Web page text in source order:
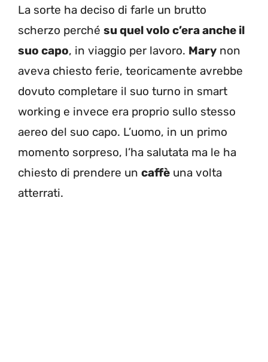
La sorte ha deciso di farle un brutto
scherzo perché su quel volo c’era anche il
suo capo, in viaggio per lavoro. Mary non
aveva chiesto ferie, teoricamente avrebbe
dovuto completare il suo turno in smart
working e invece era proprio sullo stesso
aereo del suo capo. L’uomo, in un primo
momento sorpreso, l’ha salutata ma le ha
chiesto di prendere un caffè una volta
atterrati.